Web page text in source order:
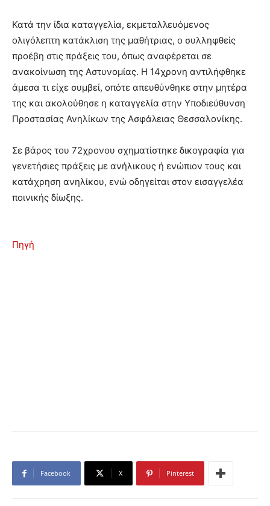
Κατά την ίδια καταγγελία, εκμεταλλευόμενος
ολιγόλεπτη κατάκλιση της μαθήτριας, ο συλληφθείς
προέβη στις πράξεις του, όπως αναφέρεται σε
ανακοίνωση της Αστυνομίας. Η 14χρονη αντιλήφθηκε
άμεσα τι είχε συμβεί, οπότε απευθύνθηκε στην μητέρα
της και ακολούθησε η καταγγελία στην Υποδιεύθυνση
Προστασίας Ανηλίκων της Ασφάλειας Θεσσαλονίκης.
Σε βάρος του 72χρονου σχηματίστηκε δικογραφία για
γενετήσιες πράξεις με ανήλικους ή ενώπιον τους και
κατάχρηση ανηλίκου, ενώ οδηγείται στον εισαγγελέα
ποινικής δίωξης.
Πηγή
Facebook X Pinterest